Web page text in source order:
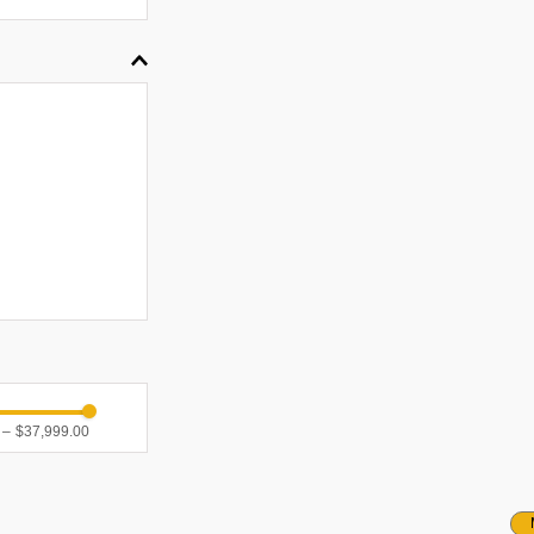
– $37,999.00